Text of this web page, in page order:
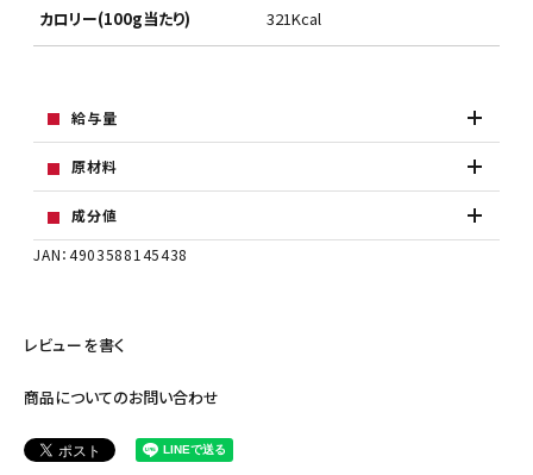
カロリー(100g当たり) 321Kcal
給与量
原材料
成分値
JAN：4903588145438
レビューを書く
商品についてのお問い合わせ